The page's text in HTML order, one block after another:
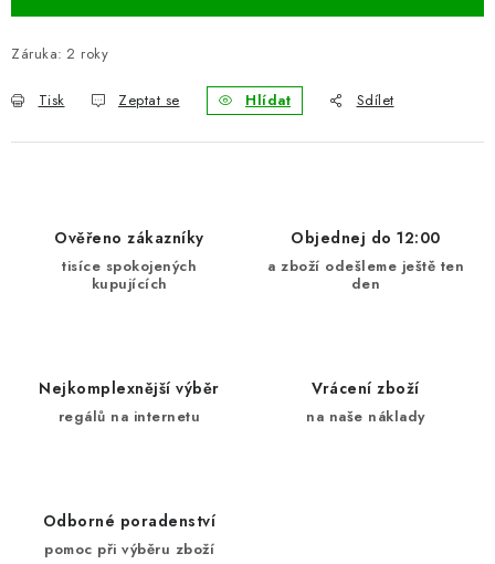
Záruka: 2 roky
Tisk Zeptat se Hlídat Sdílet
Ověřeno zákazníky
tisíce spokojených
kupujících
Objednej do 12:00
a zboží odešleme ještě ten
den
Nejkomplexnější výběr
regálů na internetu
Vrácení zboží
na naše náklady
Odborné poradenství
pomoc při výběru zboží